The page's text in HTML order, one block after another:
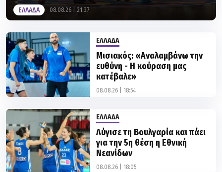
ΕΛΛΑΔΑ 08.08.26 | 21:37
ΕΛΛΑΔΑ
Μισιακός: «Αναλαμβάνω την
ευθύνη - Η κούραση μας
κατέβαλε»
08.08.26 | 18:54
ΕΛΛΑΔΑ
Λύγισε τη Βουλγαρία και πάει
για την 5η θέση η Εθνική
Νεανίδων
08.08.26 | 18:05